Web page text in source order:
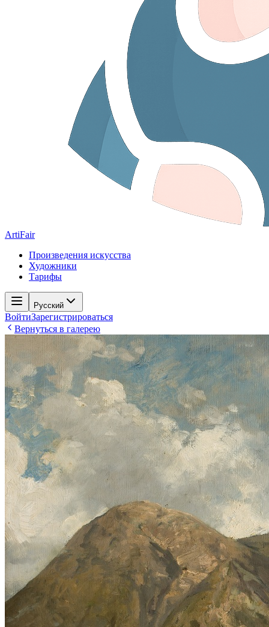
ArtiFair
Произведения искусства
Художники
Тарифы
Русский
ВойтиЗарегистрироваться
Вернуться в галерею